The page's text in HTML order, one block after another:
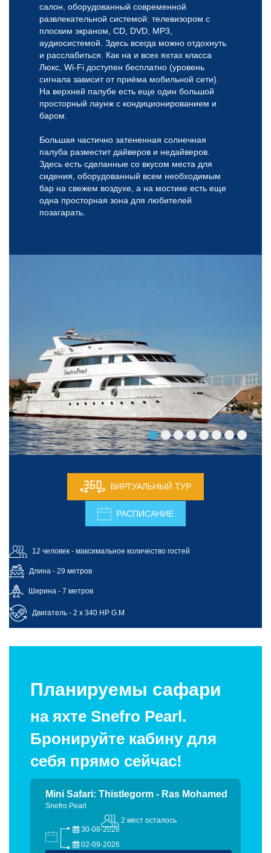
салон, оборудованный современной
развлекательной системой: телевизором с
плоским экраном, CD, DVD, MP3,
аудиосистемой. Здесь всегда можно отдохнуть
и расслабиться. Как на и всех яхтах класса
Люкс, Wi-Fi доступен бесплатно (уровень
сигнала зависит от приёма мобильной сети).
На верхней палубе есть еще один большой
просторный лаунж с кондиционированием и
баром.
Большая частично затененная солнечная
палуба разместит дайверов и недайверов.
Здесь есть сделанные со вкусом места для
сидения, оборудованный всем необходимым
бар на свежем воздухе, а на мостике есть еще
одна просторная зона для любителей
позагарать.
ВИРТУАЛЬНЫЙ ТУР
РАСПИСАНИЕ
12 человек - максимальное количество гостей
Длина - 29 метров
Ширина - 7 метров
Двигатель - 2 x 340 HP G.M
Планируемы сафари
на яхте Snefro Pearl.
Бронируйте кабину для
себя прямо сейчас!
Mini Safari: Thistlegorm - Ras Mohamed
Snefro Pearl
2 мест осталось
30-08-2026
02-09-2026